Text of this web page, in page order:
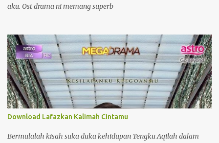
dinasihatkan pergi pagi@tengahari ye. -Kat sini ada banyak
aku. Ost drama ni memang superb
Download Lafazkan Kalimah Cintamu
Bermulalah kisah suka duka kehidupan Tengku Aqilah dalam